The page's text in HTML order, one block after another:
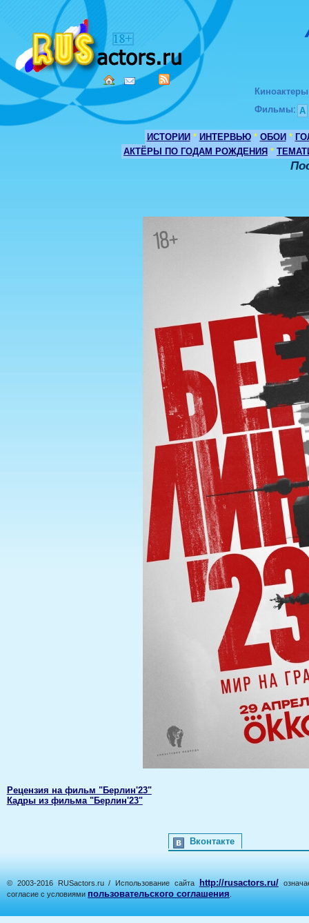
Киноактеры
Фильмы: А
ИСТОРИИ * ИНТЕРВЬЮ * ОБОИ *
АКТЁРЫ ПО ГОДАМ РОЖДЕНИЯ *
Рецензия на фильм "Берлин'23"
Кадры из фильма "Берлин'23"
Вконтакте
© 2003-2016 RUSactors.ru / Использование сайта http://rusactors.ru/
согласие с условиями пользовательского соглашения